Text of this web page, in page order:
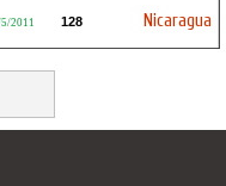
2011 128 Nicaragua